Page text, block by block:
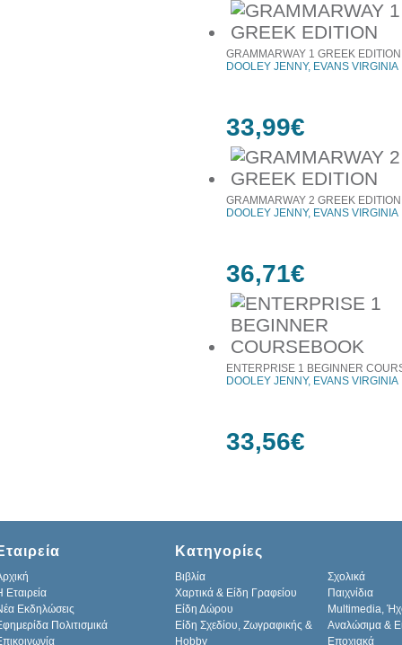
GRAMMARWAY 1 GREEK EDITION
DOOLEY JENNY, EVANS VIRGINIA
33,99€
GRAMMARWAY 2 GREEK EDITION
DOOLEY JENNY, EVANS VIRGINIA
36,71€
ENTERPRISE 1 BEGINNER
DOOLEY JENNY, EVANS VIRGINIA
33,56€
Εταιρεία
Εκδηλώσεις
Πολιτισμικά
Κατηγορίες
Βιβλία
Σχολικά
Χαρτικά & Είδη Γραφείου
Παιχνίδια
Είδη Δώρου
Multimedia,
Είδη Σχεδίου, Ζωγραφικής &
Hobby
Αναλώσιμα &
Εποχιακά